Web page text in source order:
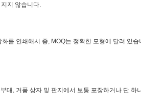
지 않습니다.
를 인쇄해서 좋, MOQ는 정확한 모형에 달려 있
, 거품 상자 및 판지에서 보통 포장하거나 단 하